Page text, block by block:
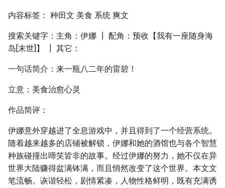
内容标签： 种田文 美食 系统 爽文
搜索关键字：主角：伊娜 ┃ 配角：预收【我有一座随身海
岛[末世]】 ┃ 其它：
一句话简介：来一瓶八二年的雷碧！
立意：美食治愈心灵
作品简评：
伊娜意外穿越进了全息游戏中，并且得到了一个经营系统。
随着越来越多的店铺被解锁，伊娜和她的酒馆也与各个智慧
种族碰撞出啼笑皆非的故事。经过伊娜的努力，她不仅在异
世界大陆赚得盆满钵满，而且悄然改变了这个世界。本文文
笔流畅。诙谐轻松，剧情紧凑，人物性格鲜明，既有充满诱